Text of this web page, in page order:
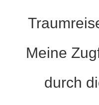
Meine
durch